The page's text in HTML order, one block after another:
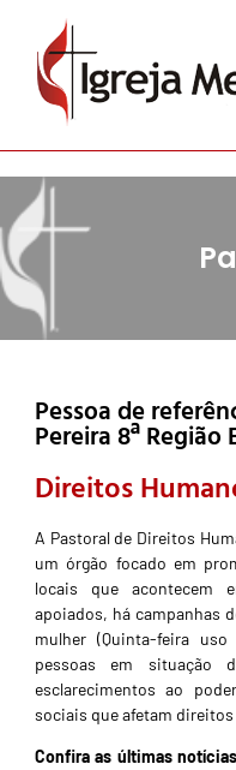
Pessoa de
Pereira 8ª Região
Direitos
A Pastoral de Direitos
um órgão focado em
locais que acontecem
apoiados, há campanhas
mulher (Quinta-feira
pessoas em situação
esclarecimentos ao
sociais que afetam direitos
Confira as últimas